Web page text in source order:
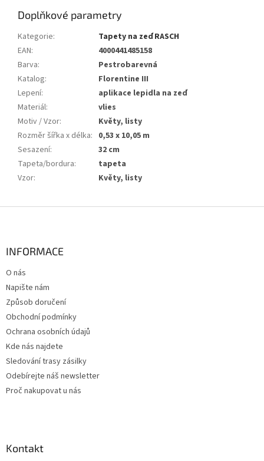
Doplňkové parametry
Kategorie:
Tapety na zeď RASCH
EAN:
4000441485158
Barva:
Pestrobarevná
Katalog:
Florentine III
Lepení:
aplikace lepidla na zeď
Materiál:
vlies
Motiv / Vzor:
Květy, listy
Rozměr šířka x délka: 0,53 x 10,05 m
Sesazení:
32 cm
Tapeta/bordura:
tapeta
Vzor: Květy, listy
INFORMACE
O nás
Napište nám
Způsob doručení
Obchodní podmínky
Ochrana osobních údajů
Kde nás najdete
Sledování trasy zásilky
Odebírejte náš newsletter
Proč nakupovat u nás
Kontakt